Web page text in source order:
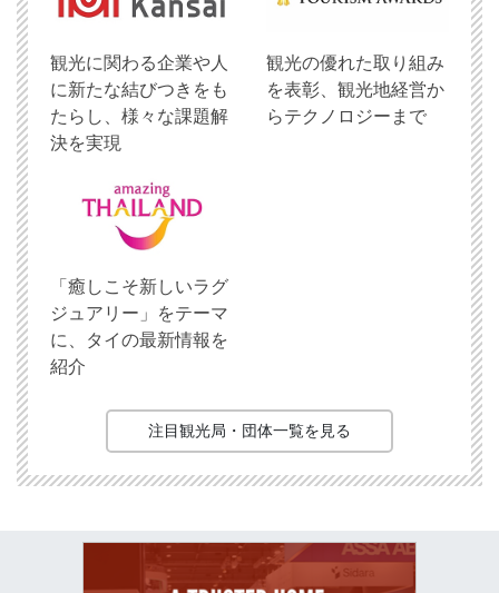
観光に関わる企業や人
に新たな結びつきをも
たらし、様々な課題解
決を実現
観光の優れた取り組み
を表彰、観光地経営か
らテクノロジーまで
「癒しこそ新しいラグ
ジュアリー」をテーマ
に、タイの最新情報を
紹介
注目観光局・団体一覧を見る